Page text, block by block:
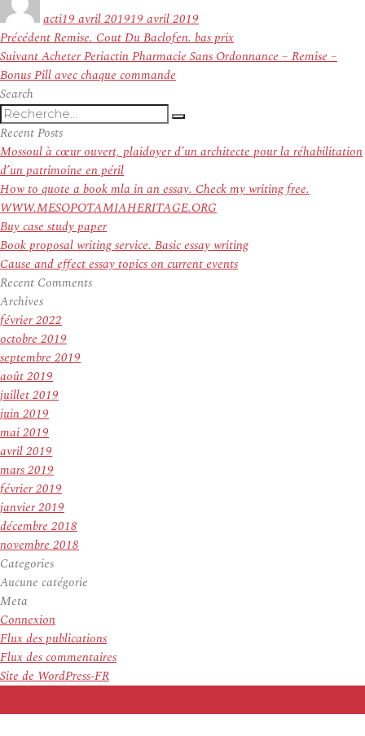
actile
19 avril 201919 avril 2019
Navigation
de
l’article
PrécédentArticle
précédent :
Remise. Cout Du Baclofen. bas prix
SuivantArticle
suivant :
Acheter Periactin Pharmacie Sans Ordonnance – Remise –
Bonus Pill avec chaque commande
Search
Recherche
pour
:
Recherche
Recent Posts
Mossoul à cœur ouvert, plaidoyer d’un architecte pour la réhabilitation
d’un patrimoine en péril
How to quote a book mla in an essay. Check my writing free.
WWW.MESOPOTAMIAHERITAGE.ORG
Buy case study paper
Book proposal writing service. Basic essay writing
Cause and effect essay topics on current events
Recent Comments
Archives
février 2022
octobre 2019
septembre 2019
août 2019
juillet 2019
juin 2019
mai 2019
avril 2019
mars 2019
février 2019
janvier 2019
décembre 2018
novembre 2018
Categories
Aucune catégorie
Meta
Connexion
Flux des publications
Flux des commentaires
Site de WordPress-FR